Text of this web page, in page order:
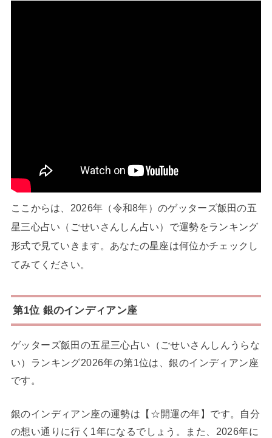
ここからは、2026年（令和8年）のゲッターズ飯田の五
星三心占い（ごせいさんしん占い）で運勢をランキング
形式で見ていきます。あなたの星座は何位かチェックし
てみてください。
第1位 銀のインディアン座
ゲッターズ飯田の五星三心占い（ごせいさんしんうらな
い）ランキング2026年の第1位は、銀のインディアン座
です。
銀のインディアン座の運勢は【☆開運の年】です。自分
の想い通りに行く1年になるでしょう。また、2026年に